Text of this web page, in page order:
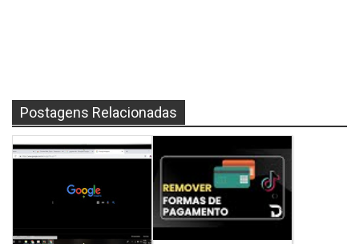
Postagens Relacionadas